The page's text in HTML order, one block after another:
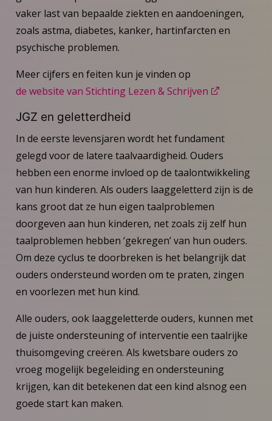
vaker last van bepaalde ziekten en aandoeningen,
zoals astma, diabetes, kanker, hartinfarcten en
psychische problemen.
Meer cijfers en feiten kun je vinden op
de website van Stichting Lezen & Schrijven
JGZ en geletterdheid
In de eerste levensjaren wordt het fundament
gelegd voor de latere taalvaardigheid. Ouders
hebben een enorme invloed op de taalontwikkeling
van hun kinderen. Als ouders laaggeletterd zijn is de
kans groot dat ze hun eigen taalproblemen
doorgeven aan hun kinderen, net zoals zij zelf hun
taalproblemen hebben ‘gekregen’ van hun ouders.
Om deze cyclus te doorbreken is het belangrijk dat
ouders ondersteund worden om te praten, zingen
en voorlezen met hun kind.
Alle ouders, ook laaggeletterde ouders, kunnen met
de juiste ondersteuning of interventie een taalrijke
thuisomgeving creëren. Als kwetsbare ouders zo
vroeg mogelijk begeleiding en ondersteuning
krijgen, kan dit betekenen dat een kind alsnog een
goede start kan maken.